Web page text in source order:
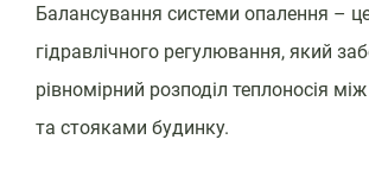
Балансування системи опалення –
гідравлічного регулювання, який
рівномірний розподіл теплоносія
та стояками будинку.